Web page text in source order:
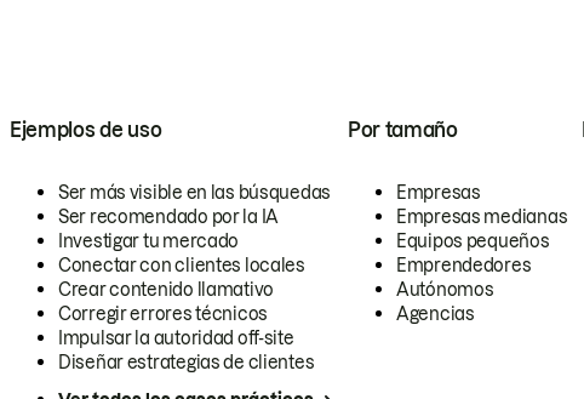
Ejemplos de uso
Ser más visible en las búsquedas
Ser recomendado por la IA
Investigar tu mercado
Conectar con clientes locales
Crear contenido llamativo
Corregir errores técnicos
Impulsar la autoridad off-site
Diseñar estrategias de clientes
Por tamaño
Empresas
Empresas medianas
Equipos pequeños
Emprendedores
Autónomos
Agencias